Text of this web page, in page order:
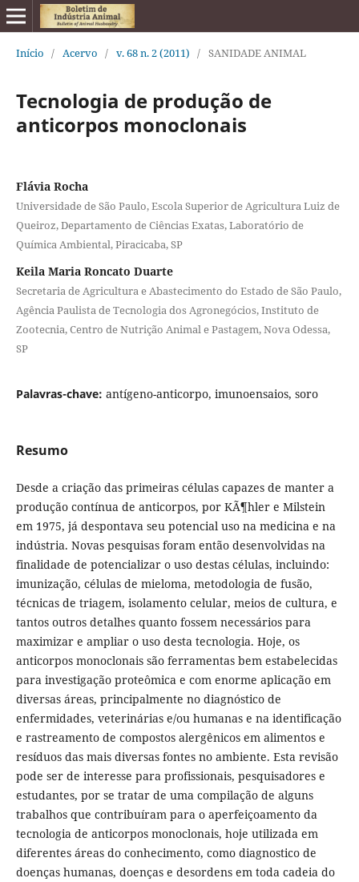
Início / Acervo / v. 68 n. 2 (2011) / SANIDADE ANIMAL
Tecnologia de produção de
anticorpos monoclonais
Flávia Rocha
Universidade de São Paulo, Escola Superior de Agricultura Luiz de
Queiroz, Departamento de Ciências Exatas, Laboratório de
Química Ambiental, Piracicaba, SP
Keila Maria Roncato Duarte
Secretaria de Agricultura e Abastecimento do Estado de São Paulo,
Agência Paulista de Tecnologia dos Agronegócios, Instituto de
Zootecnia, Centro de Nutrição Animal e Pastagem, Nova Odessa,
SP
Palavras-chave: antígeno-anticorpo, imunoensaios, soro
Resumo
Desde a criação das primeiras células capazes de manter a
produção contínua de anticorpos, por KÃ¶hler e Milstein
em 1975, já despontava seu potencial uso na medicina e na
indústria. Novas pesquisas foram então desenvolvidas na
finalidade de potencializar o uso destas células, incluindo:
imunização, células de mieloma, metodologia de fusão,
técnicas de triagem, isolamento celular, meios de cultura, e
tantos outros detalhes quanto fossem necessários para
maximizar e ampliar o uso desta tecnologia. Hoje, os
anticorpos monoclonais são ferramentas bem estabelecidas
para investigação proteômica e com enorme aplicação em
diversas áreas, principalmente no diagnóstico de
enfermidades, veterinárias e/ou humanas e na identificação
e rastreamento de compostos alergênicos em alimentos e
resíduos das mais diversas fontes no ambiente. Esta revisão
pode ser de interesse para profissionais, pesquisadores e
estudantes, por se tratar de uma compilação de alguns
trabalhos que contribuíram para o aperfeiçoamento da
tecnologia de anticorpos monoclonais, hoje utilizada em
diferentes áreas do conhecimento, como diagnostico de
doenças humanas, doenças e desordens em toda cadeia do